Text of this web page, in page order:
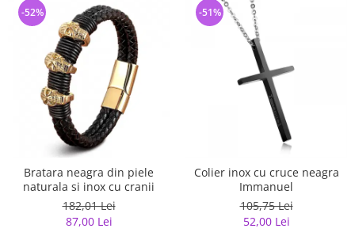
Bratara neagra din piele
naturala si inox cu cranii
182,01 Lei
87,00 Lei
-52%
Colier inox cu cruce neagra
Immanuel
105,75 Lei
52,00 Lei
-51%